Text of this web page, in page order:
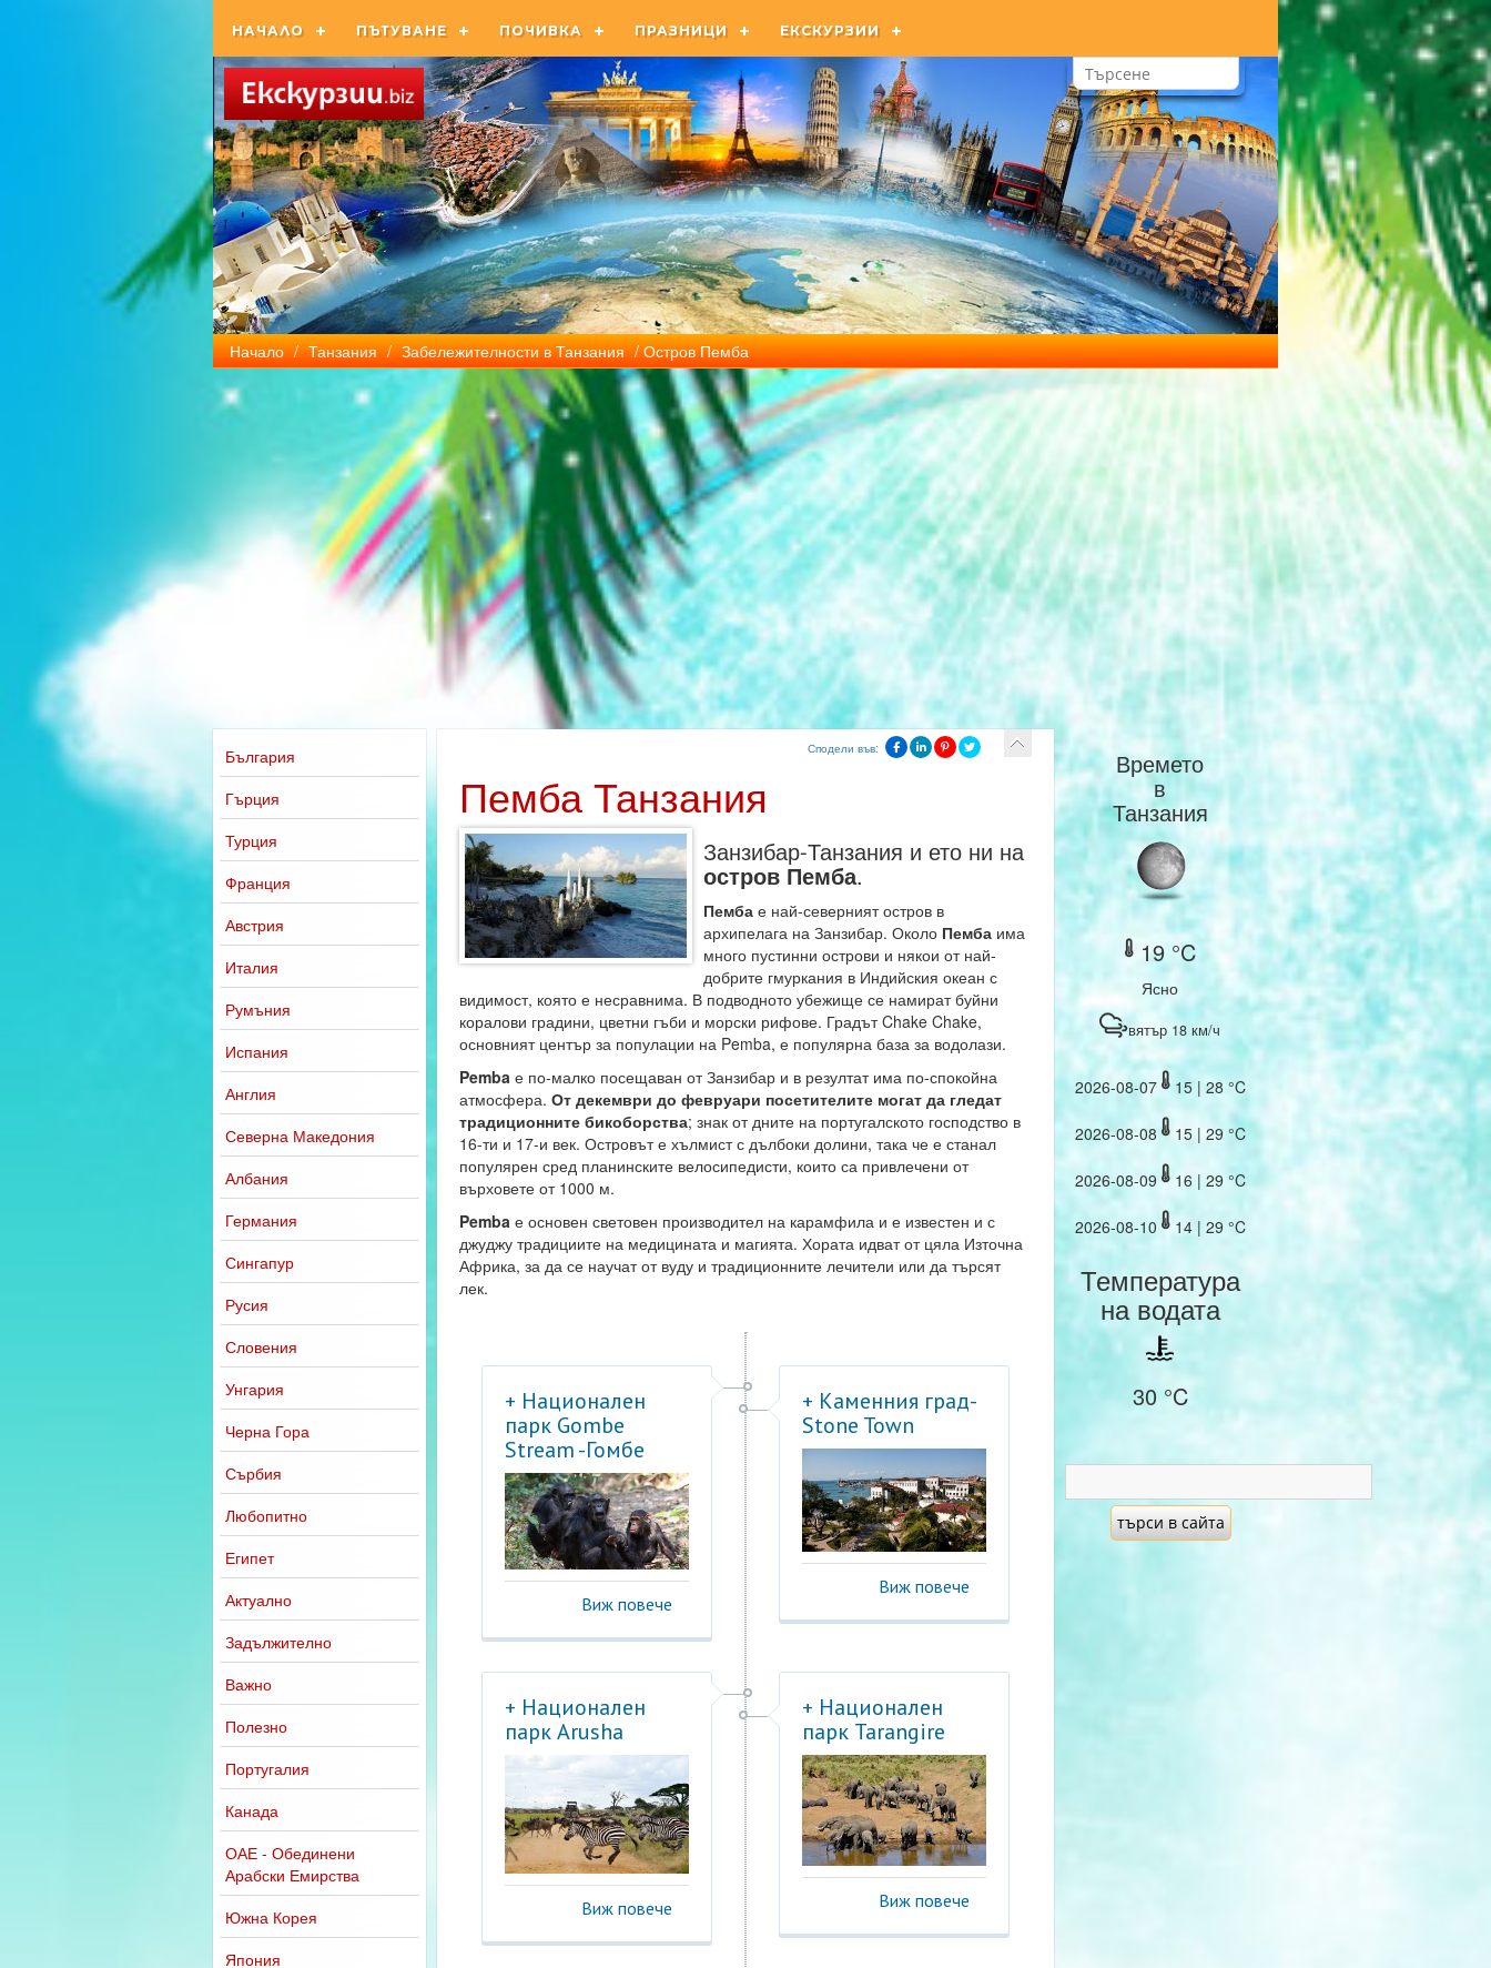
НАЧАЛО ПЪТУВАНЕ ПОЧИВКА ПРАЗНИЦИ ЕКСКУРЗИИ
Начало / Танзания / Забележителности в Танзания / Остров Пемба
България
Гърция
Турция
Франция
Австрия
Италия
Румъния
Испания
Англия
Северна Македония
Албания
Германия
Сингапур
Русия
Словения
Унгария
Черна Гора
Сърбия
Любопитно
Египет
Актуално
Задължително
Важно
Полезно
Португалия
Канада
ОАЕ - Обединени
Арабски Емирства
Южна Корея
Япония
Сподели във:
Пемба Танзания
Занзибар-Танзания и ето ни на
остров Пемба.
Пембае най-северният остров в
архипелага на Занзибар. Около Пембаима
много пустинни острови и някои от най-
добрите гмуркания в Индийския океан с
видимост, която е несравнима. В подводното убежище се намират буйни
коралови градини, цветни гъби и морски рифове. Градът Chake Chake,
основният център за популации на Pemba, е популярна база за водолази.
Pembaе по-малко посещаван от Занзибар и в резултат има по-спокойна
атмосфера. От декември до февруари посетителите могат да гледат
традиционните бикоборства; знак от дните на португалското господство в
16-ти и 17-и век. Островът е хълмист с дълбоки долини, така че е станал
популярен сред планинските велосипедисти, които са привлечени от
върховете от 1000 м.
Pembaе основен световен производител на карамфила и е известен и с
джуджу традициите на медицината и магията. Хората идват от цяла Източна
Африка, за да се научат от вуду и традиционните лечители или да търсят
лек.
+ Национален
парк Gombe
Stream -Гомбе
Виж повече
+ Каменния град-
Stone Town
Виж повече
+ Национален
парк Arusha
Виж повече
+ Национален
парк Tarangire
Виж повече
Времето
в
Танзания
19 °C
Ясно
вятър 18 км/ч
2026-08-07 15 | 28 °C
2026-08-08 15 | 29 °C
2026-08-09 16 | 29 °C
2026-08-10 14 | 29 °C
Температура
на водата
30 °C